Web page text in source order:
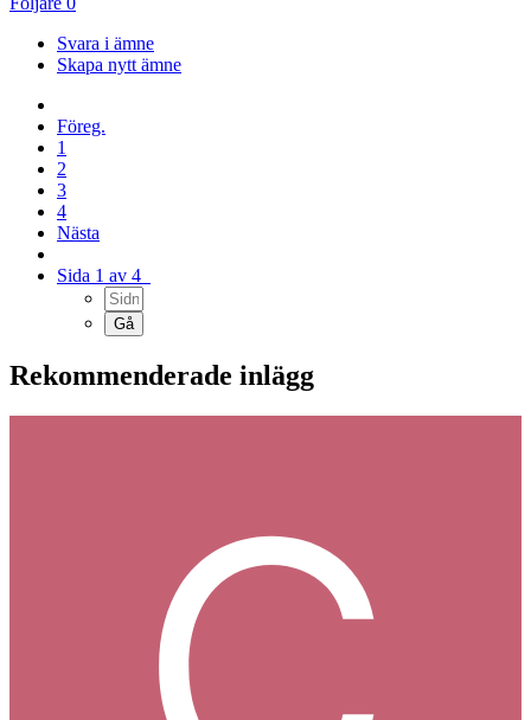
Svara i ämne
Skapa nytt ämne
Föreg.
1
2
3
4
Nästa
Sida 1 av 4
Rekommenderade inlägg